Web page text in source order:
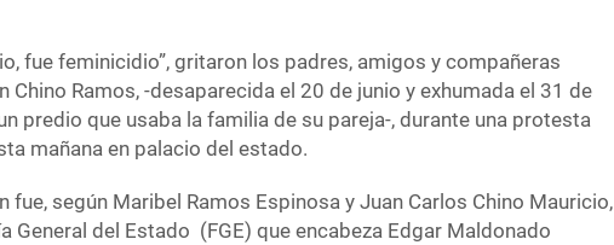
fue feminicidio”, gritaron los padres, amigos y compañeras
Chino Ramos, -desaparecida el 20 de junio y exhumada el 31 de
predio que usaba la familia de su pareja-, durante una protesta
mañana en palacio del estado.
fue, según Maribel Ramos Espinosa y Juan Carlos Chino Mauricio,
General del Estado (FGE) que encabeza Edgar Maldonado